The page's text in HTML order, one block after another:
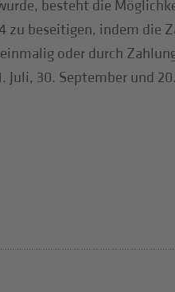
besteht die
zu beseitigen, indem die
oder durch
Juli, 30. September und